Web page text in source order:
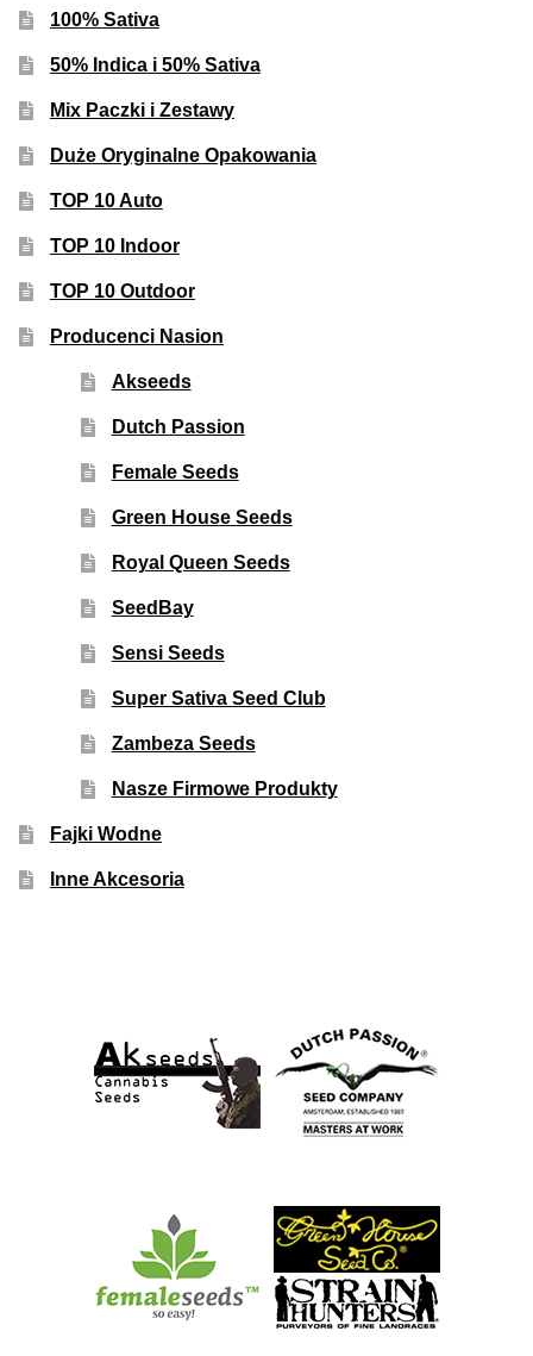
100% Sativa
50% Indica i 50% Sativa
Mix Paczki i Zestawy
Duże Oryginalne Opakowania
TOP 10 Auto
TOP 10 Indoor
TOP 10 Outdoor
Producenci Nasion
Akseeds
Dutch Passion
Female Seeds
Green House Seeds
Royal Queen Seeds
SeedBay
Sensi Seeds
Super Sativa Seed Club
Zambeza Seeds
Nasze Firmowe Produkty
Fajki Wodne
Inne Akcesoria